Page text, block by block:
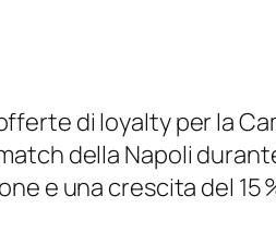
di loyalty per la
della Napoli
e una crescita del 15